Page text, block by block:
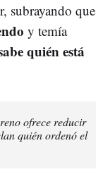
subrayando que
y temía
quién está
ofrece reducir
quién ordenó el